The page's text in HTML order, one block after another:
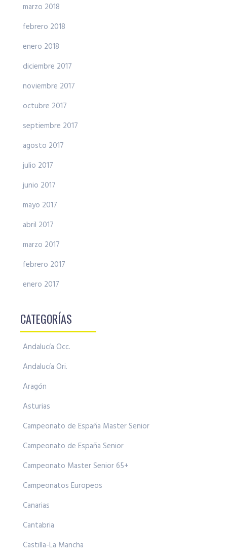
marzo 2018
febrero 2018
enero 2018
diciembre 2017
noviembre 2017
octubre 2017
septiembre 2017
agosto 2017
julio 2017
junio 2017
mayo 2017
abril 2017
marzo 2017
febrero 2017
enero 2017
CATEGORÍAS
Andalucía Occ.
Andalucía Ori.
Aragón
Asturias
Campeonato de España Master Senior
Campeonato de España Senior
Campeonato Master Senior 65+
Campeonatos Europeos
Canarias
Cantabria
Castilla-La Mancha